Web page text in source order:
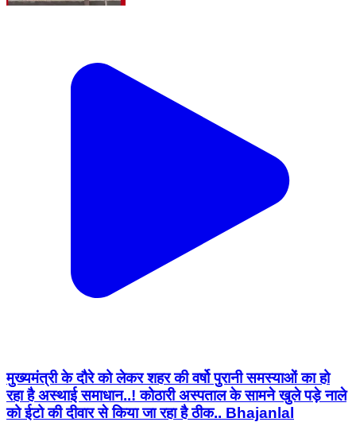
मुख्यमंत्री के दौरे को लेकर शहर की वर्षो पुरानी समस्याओं का हो
रहा है अस्थाई समाधान..! कोठारी अस्पताल के सामने खुले पड़े नाले
को ईटो की दीवार से किया जा रहा है ठीक.. Bhajanlal